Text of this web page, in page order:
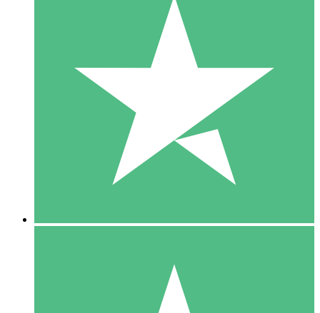
Individuele Creditpakketten
Betaal per gebruik met downloadtegoeden. Geen maandelijkse
1000
10 Downloaden
20 00